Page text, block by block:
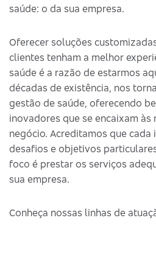
saúde: o da sua empresa.
Oferecer soluções
clientes tenham a melhor
saúde é a razão de estarmos
décadas de existência, nos
gestão de saúde, oferecendo
inovadores que se encaixam às
negócio. Acreditamos que cada
desafios e objetivos
foco é prestar os serviços
sua empresa.
Conheça nossas linhas de